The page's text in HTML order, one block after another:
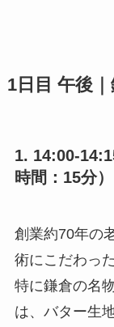
1日目 午後
1. 14:00-
時間：15分）
創業約70年の
術にこだわっ
特に鎌倉の名
は、バター生